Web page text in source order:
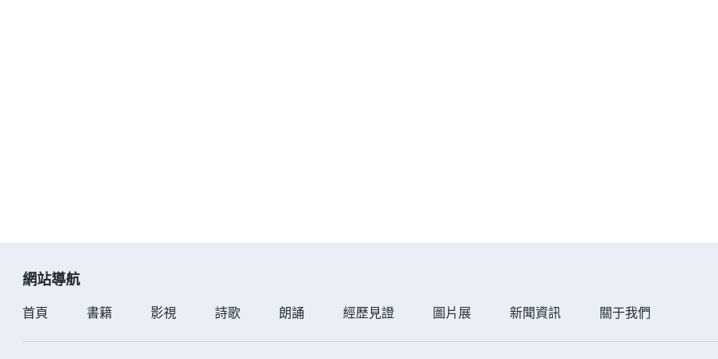
網站導航
首頁 書籍 影視 詩歌 朗誦 經歷見證 圖片展 新聞資訊 關于我們